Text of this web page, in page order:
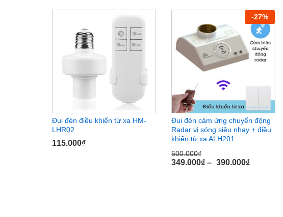
Sử dụng đui tiêu chuẩn E27 thông dụng với với đui đèn và đui bóng
Công suất đèn hỗ trợ: đèn compact, tiết kiệm năng lượng,
đèn LED
Trang bị cảm biến âm thanh: Có thể điều chỉnh được trong khoảng
có tiếng vỗ tay hoặc ồn ào đèn sẽ tự bật.
Trang bị cảm biến ánh sáng: Đui
đèn cảm ứng
sẽ chỉ bật khi trời
Độ trễ tùy chỉnh: Bạn có thể tùy chỉnh độ trễ trong khoảng 50s-
động, nếu sau khoảng thời gian này, đui đèn không phát hiện tiếng
Đui đèn điều khiển từ xa HM-
LHR02
115.000₫
-27%
Đui đèn cảm ứng chuyển động
Radar vi sóng siêu nhạy + điều
khiển từ xa ALH201
500.000₫
349.000₫ – 390.000₫